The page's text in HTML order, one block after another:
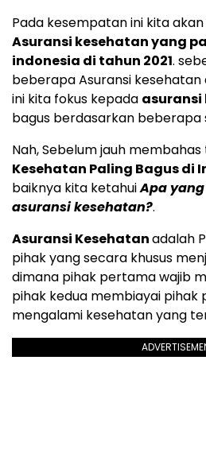
Pada kesempatan ini kita
Asuransi kesehatanyang
indonesia di tahun 2021.
beberapa Asuransi kesehatan
ini kita fokus kepada asuransi
bagus berdasarkan beberapa
Nah, Sebelum jauh
Kesehatan Paling Bagus di
baiknya kita ketahuiApa
asuransi kesehatan?.
Asuransi Kesehatanadalah
pihak yang secara khusus
dimana pihak pertama wajib
pihak kedua membiayai
mengalami kesehatan yang